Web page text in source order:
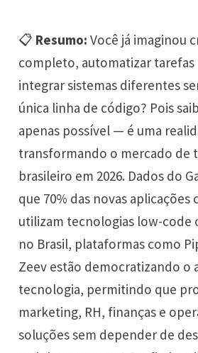
📋 Resumo: Você já imaginou
completo, automatizar tarefas
integrar sistemas diferentes
única linha de código? Pois
apenas possível — é uma
transformando o mercado de
brasileiro em 2026. Dados do
que 70% das novas aplicações
utilizam tecnologias low-code
no Brasil, plataformas como
Zeev estão democratizando o
tecnologia, permitindo que
marketing, RH, finanças e
soluções sem depender de